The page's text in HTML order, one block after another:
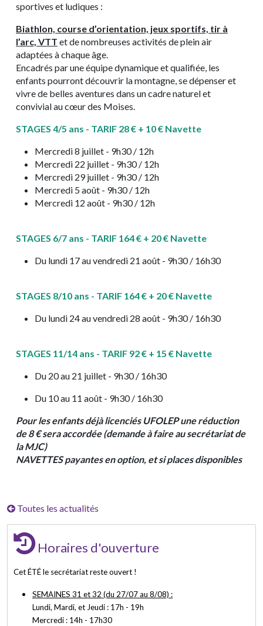
sportives et ludiques :
Biathlon, course d’orientation, jeux sportifs, tir à
l’arc, VTT et de nombreuses activités de plein air
adaptées à chaque âge.
Encadrés par une équipe dynamique et qualifiée, les
enfants pourront découvrir la montagne, se dépenser et
vivre de belles aventures dans un cadre naturel et
convivial au cœur des Moises.
STAGES 4/5 ans - TARIF 28 € + 10 € Navette
Mercredi 8 juillet - 9h30 / 12h
Mercredi 22 juillet - 9h30 / 12h
Mercredi 29 juillet - 9h30 / 12h
Mercredi 5 août - 9h30 / 12h
Mercredi 12 août - 9h30 / 12h
STAGES 6/7 ans - TARIF 164 € + 20 € Navette
Du lundi 17 au vendredi 21 août - 9h30 / 16h30
STAGES 8/10 ans - TARIF 164 € + 20 € Navette
Du lundi 24 au vendredi 28 août - 9h30 / 16h30
STAGES 11/14 ans - TARIF 92 € + 15 € Navette
Du 20 au 21 juillet - 9h30 / 16h30
Du 10 au 11 août - 9h30 / 16h30
Pour les enfants déjà licenciés UFOLEP une réduction
de 8 € sera accordée (demande à faire au secrétariat de
la MJC)
NAVETTES payantes en option, et si places disponibles
Toutes les actualités
Horaires d'ouverture
Cet ÉTÉ le secrétariat reste ouvert !
SEMAINES 31 et 32 (du 27/07 au 8/08) :
Lundi, Mardi, et Jeudi : 17h - 19h
Mercredi : 14h - 17h30